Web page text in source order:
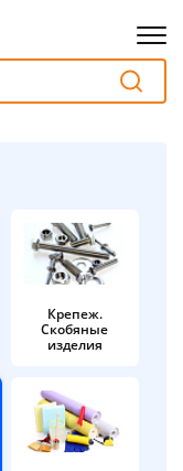
Крепеж.
Скобяные
изделия